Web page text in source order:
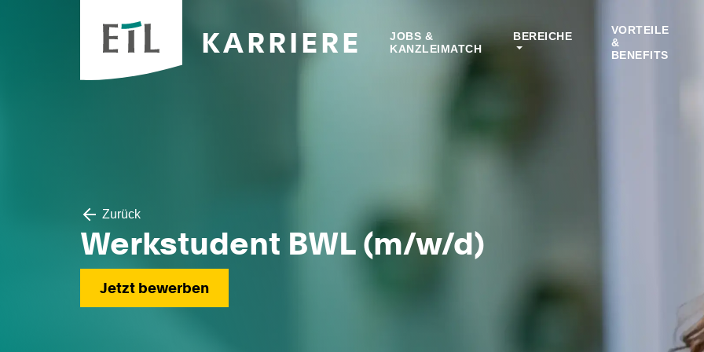
KARRIERE
JOBS &
KANZLEIMATCH
BEREICHE
VORTEILE
&
BENEFITS
Zurück
Werkstudent BWL (m/w/d)
Jetzt bewerben